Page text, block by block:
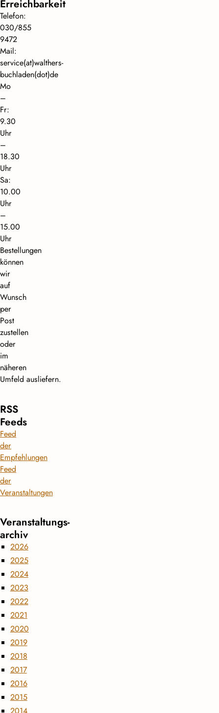
Erreichbarkeit
Telefon:
030/855
9472
Mail:
service(at)walthers-
buchladen(dot)de
Mo
–
Fr:
9.30
Uhr
–
18.30
Uhr
Sa:
10.00
Uhr
–
15.00
Uhr
Bestellungen
können
wir
auf
Wunsch
per
Post
zustellen
oder
im
näheren
Umfeld ausliefern.
RSS
Feeds
Feed
der
Empfehlungen
Feed
der
Veranstaltungen
Veranstaltungs­
archiv
2026
2025
2024
2023
2022
2021
2020
2019
2018
2017
2016
2015